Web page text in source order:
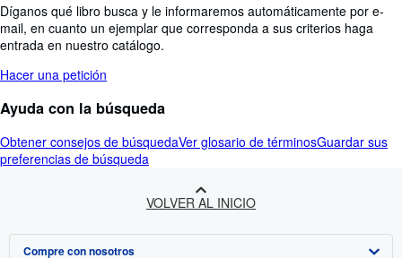
Díganos qué libro busca y le informaremos automáticamente por e-
mail, en cuanto un ejemplar que corresponda a sus criterios haga
entrada en nuestro catálogo.
Hacer una petición
Ayuda con la búsqueda
Obtener consejos de búsquedaVer glosario de términosGuardar sus
preferencias de búsqueda
VOLVER AL INICIO
Compre con nosotros